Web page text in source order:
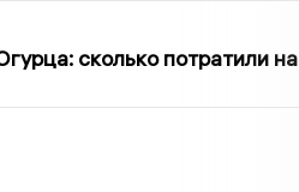
сколько потратили на